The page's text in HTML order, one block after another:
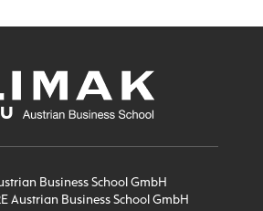
Business School GmbH
Austrian Business School GmbH